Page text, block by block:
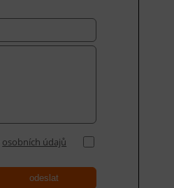
osobních údajů
odeslat